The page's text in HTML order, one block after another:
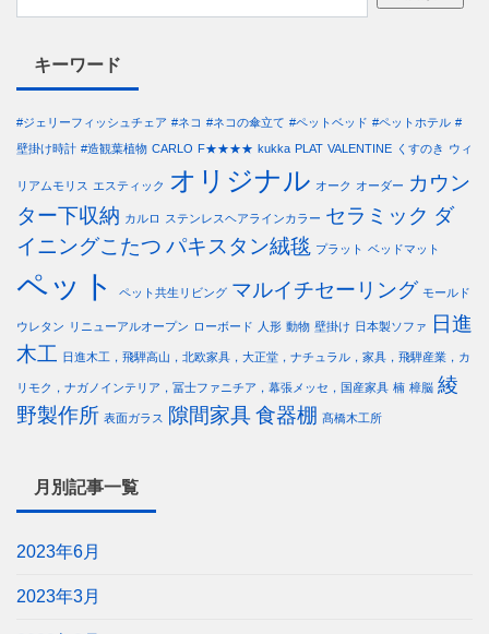
キーワード
#ジェリーフィッシュチェア #ネコ #ネコの傘立て #ペットベッド #ペットホテル #
壁掛け時計 #造観葉植物 CARLO F★★★★ kukka PLAT VALENTINE くすのき ウィ
リアムモリス エスティック オリジナル オーク オーダー カウン
ター下収納 カルロ ステンレスヘアラインカラー セラミック ダ
イニングこたつ パキスタン絨毯 プラット ベッドマット
ペット ペット共生リビング マルイチセーリング モールド
ウレタン リニューアルオープン ローボード 人形 動物 壁掛け 日本製ソファ
日進
木工 日進木工，飛騨高山，北欧家具，大正堂，ナチュラル，家具，飛騨産業，カ
リモク，ナガノインテリア，冨士ファニチア，幕張メッセ，国産家具 楠 樟脳 綾
野製作所 表面ガラス 隙間家具食器棚 髙橋木工所
月別記事一覧
2023年6月
2023年3月